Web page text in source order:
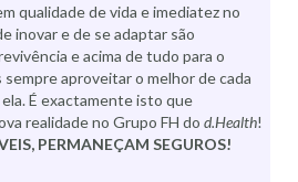
qualidade de vida e imediatez no
inovar e de se adaptar são
e acima de tudo para o
aproveitar o melhor de cada
É exactamente isto que
realidade no Grupo FH do d.Health!
PERMANEÇAM SEGUROS!